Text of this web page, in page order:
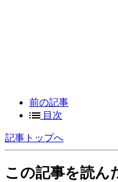
前の記事
目次
記事トップへ
この記事を読ん